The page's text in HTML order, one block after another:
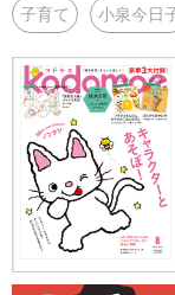
子育て 小泉今日